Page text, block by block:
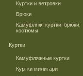
Куртки и ветровки
Брюки
Камуфляж, куртки, брюки,
костюмы
Куртки
Камуфляжные куртки
Куртки милитари